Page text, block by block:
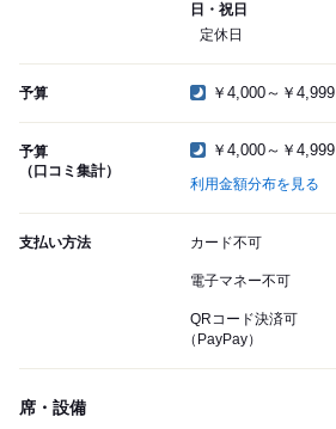
日・祝日
定休日
予算 ￥4,000～￥4,999
予算
（口コミ集計）
￥4,000～￥4,999
利用金額分布を見る
支払い方法 カード不可
電子マネー不可
QRコード決済可
（PayPay）
席・設備